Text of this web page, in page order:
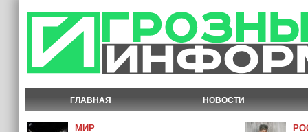
ГЛАВНАЯ НОВОСТИ
МИР